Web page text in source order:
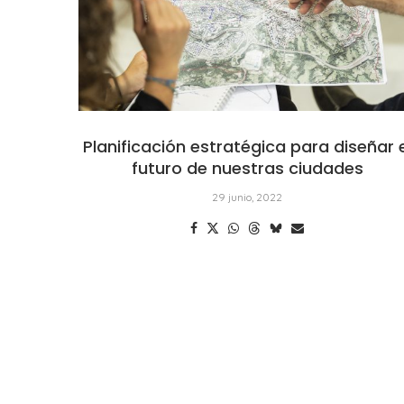
Planificación estratégica para diseñar
futuro de nuestras ciudades
29 junio, 2022